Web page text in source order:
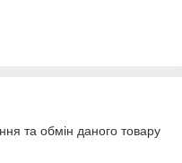
та обмін даного товару